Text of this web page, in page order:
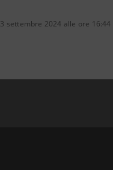
settembre 2024 alle ore 16:44